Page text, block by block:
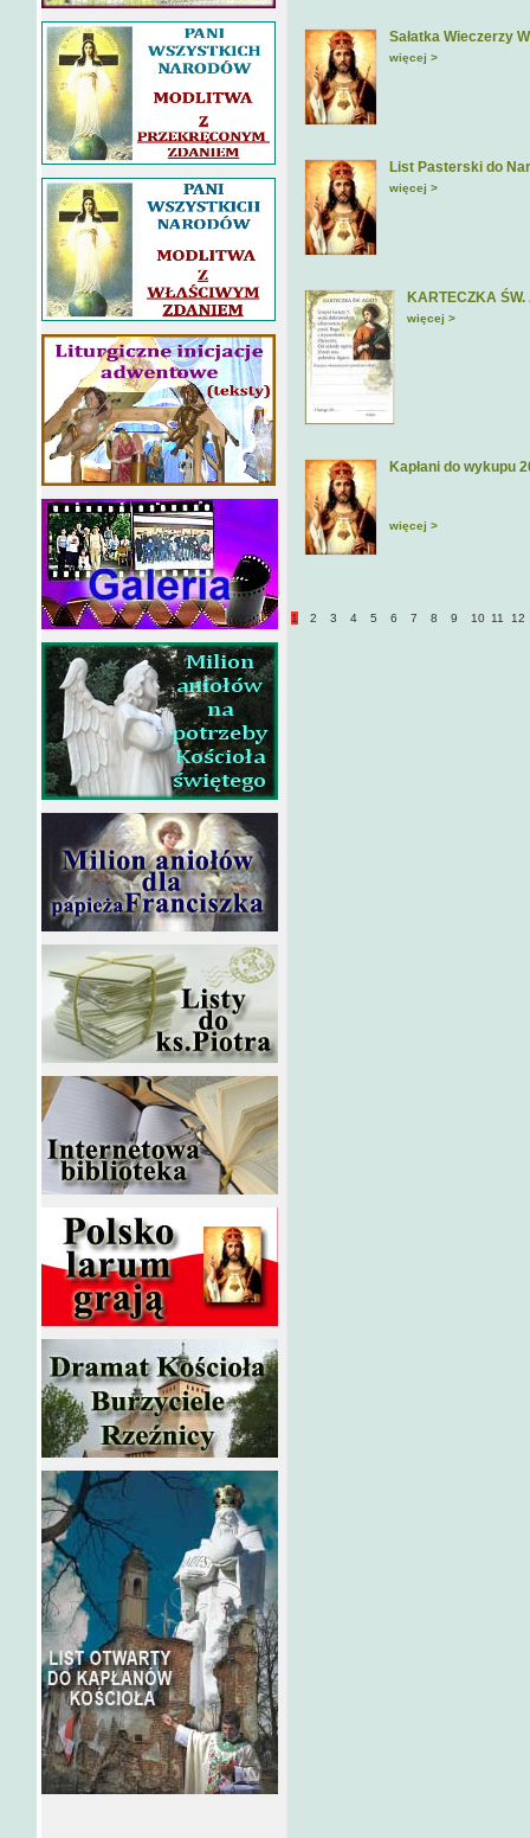
Sałatka Wieczerzy
więcej >
List Pasterski do
więcej >
KARTECZKA ŚW.
więcej >
Kapłani do wykupu
więcej >
1 2 3 4 5 6 7 8 9 10 11 12